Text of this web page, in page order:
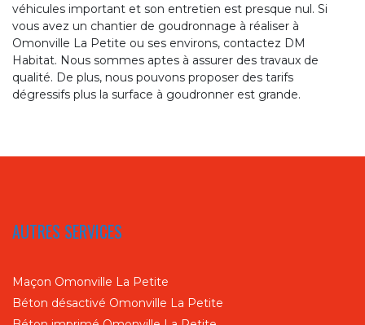
véhicules important et son entretien est presque nul. Si
vous avez un chantier de goudronnage à réaliser à
Omonville La Petite ou ses environs, contactez DM
Habitat. Nous sommes aptes à assurer des travaux de
qualité. De plus, nous pouvons proposer des tarifs
dégressifs plus la surface à goudronner est grande.
AUTRES SERVICES
Maçon Omonville La Petite
Béton désactivé Omonville La Petite